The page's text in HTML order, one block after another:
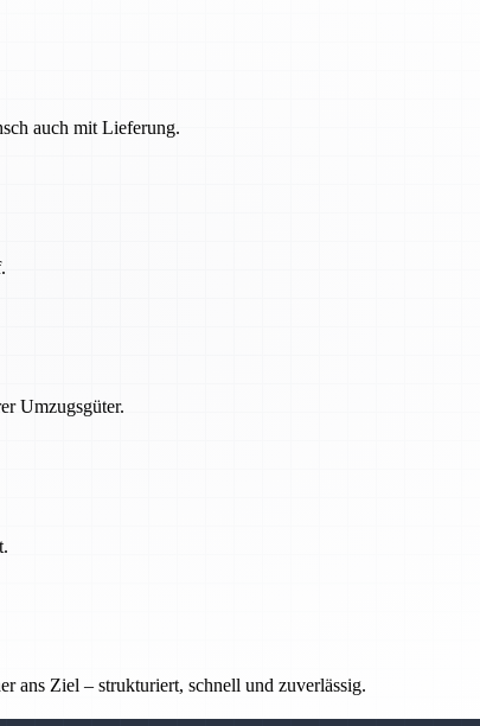
auch mit Lieferung.
Umzugsgüter.
ans Ziel – strukturiert, schnell und zuverlässig.